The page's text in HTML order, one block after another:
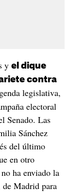
y el dique
contra
legislativa,
electoral
Senado. Las
Sánchez
del último
en otro
ha enviado la
Madrid para